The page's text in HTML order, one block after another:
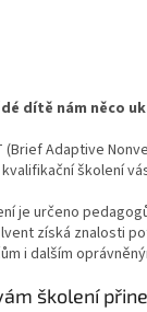
dítě nám něco
(Brief Adaptive
školení
je určeno
získá znalosti
i dalším
školení